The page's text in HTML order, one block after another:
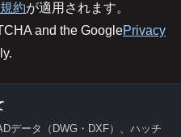
約が適用されます。
and the GooglePrivacy
データ（DWG・DXF）、ハッチ